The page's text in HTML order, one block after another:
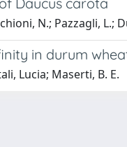
N.; Pazzagli, L.;
in durum
Lucia; Maserti, B. E.